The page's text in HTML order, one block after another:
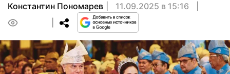
Константин Пономарев
11.09.2025 в 15:16